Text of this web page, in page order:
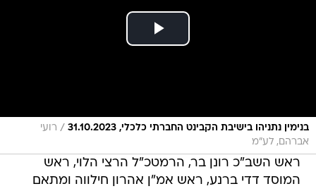
בנימין נתניהו בישיבת הקבינט החברתי כלכלי, 31.10.2023 / רועי
אברהם, לע"מ
ראש השב"כ רונן בר, הרמטכ"ל הרצי הלוי, ראש
המוסד דדי ברנע, ראש אמ"ן אהרון חילווה ומתאם